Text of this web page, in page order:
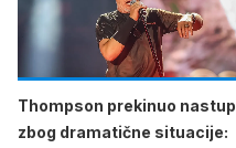
Thompson prekinuo nastup
zbog dramatične situacije: